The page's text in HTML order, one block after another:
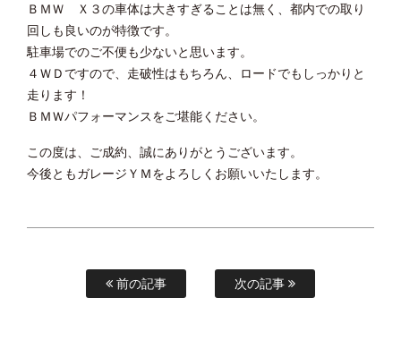
ＢＭＷ Ｘ３の車体は大きすぎることは無く、都内での取り
回しも良いのが特徴です。
駐車場でのご不便も少ないと思います。
４ＷＤですので、走破性はもちろん、ロードでもしっかりと
走ります！
ＢＭＷパフォーマンスをご堪能ください。
この度は、ご成約、誠にありがとうございます。
今後ともガレージＹＭをよろしくお願いいたします。
前の記事 次の記事